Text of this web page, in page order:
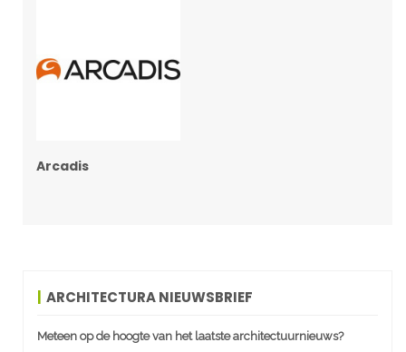
Arcadis
ARCHITECTURA NIEUWSBRIEF
Meteen op de hoogte van het laatste architectuurnieuws?